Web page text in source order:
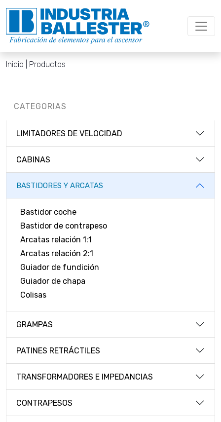
Inicio | Productos
CATEGORIAS
LIMITADORES DE VELOCIDAD
CABINAS
BASTIDORES Y ARCATAS
Bastidor coche
Bastidor de contrapeso
Arcatas relación 1:1
Arcatas relación 2:1
Guiador de fundición
Guiador de chapa
Colisas
GRAMPAS
PATINES RETRÁCTILES
TRANSFORMADORES E IMPEDANCIAS
CONTRAPESOS